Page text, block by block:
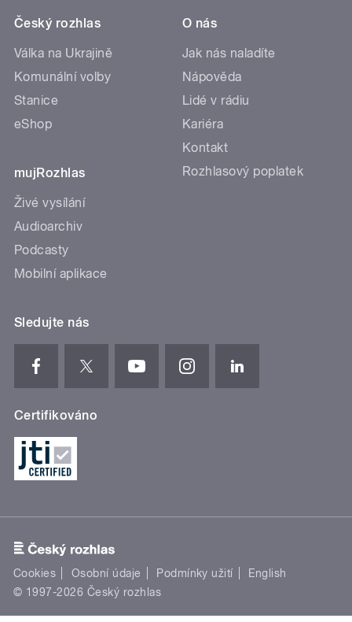
Český rozhlas
Válka na Ukrajině
Komunální volby
Stanice
eShop
mujRozhlas
Živé vysílání
Audioarchiv
Podcasty
Mobilní aplikace
O nás
Jak nás naladíte
Nápověda
Lidé v rádiu
Kariéra
Kontakt
Rozhlasový poplatek
Sledujte nás
Certifikováno
Cookies Osobní údaje Podmínky užití
English
© 1997-2026 Český rozhlas